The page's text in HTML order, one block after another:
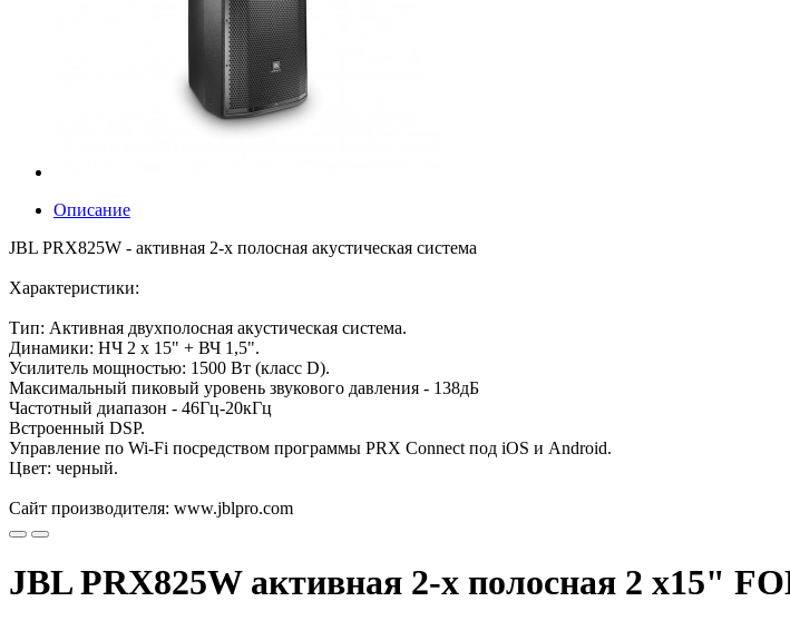
Описание
JBL PRX825W - активная 2-х полосная акустическая система
Характеристики:
Тип: Активная двухполосная акустическая система.
Динамики: НЧ 2 x 15" + ВЧ 1,5".
Усилитель мощностью: 1500 Вт (класс D).
Максимальный пиковый уровень звукового давления - 138дБ
Частотный диапазон - 46Гц-20кГц
Встроенный DSP.
Управление по Wi-Fi посредством программы PRX Connect под iOS и Android.
Цвет: черный.
Сайт производителя: www.jblpro.com
JBL PRX825W активная 2-х полосная 2 x15"